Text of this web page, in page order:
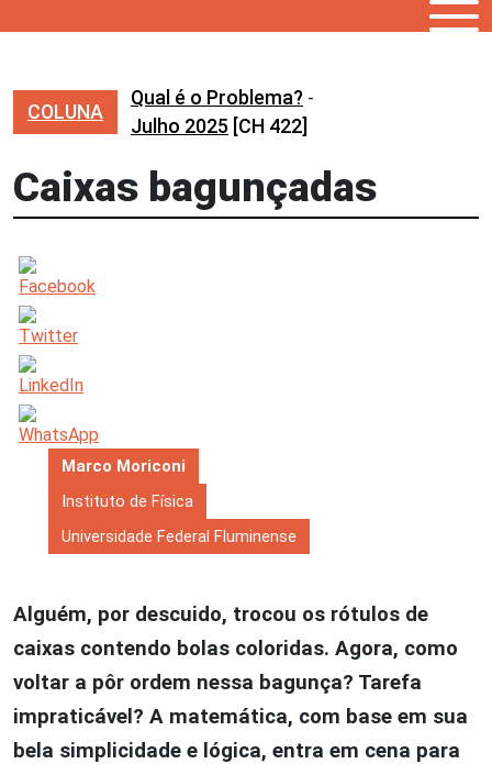
COLUNA
Qual é o Problema? -
Julho 2025 [CH 422]
Caixas bagunçadas
Marco Moriconi
Instituto de Física
Universidade Federal Fluminense
Alguém, por descuido, trocou os rótulos de
caixas contendo bolas coloridas. Agora, como
voltar a pôr ordem nessa bagunça? Tarefa
impraticável? A matemática, com base em sua
bela simplicidade e lógica, entra em cena para